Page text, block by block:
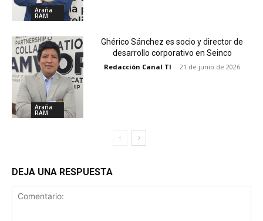
Araña
RAM
Araña
RAM
Ghérico Sánchez es socio y director de
desarrollo corporativo en Seinco
Redacción Canal TI - 21 de junio de 2026
DEJA UNA RESPUESTA